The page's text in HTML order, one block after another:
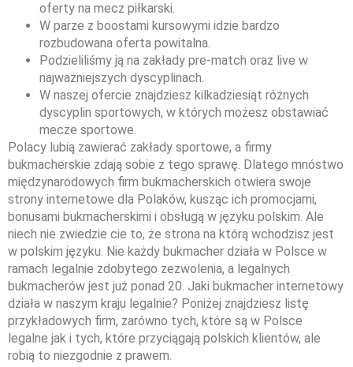
oferty na mecz piłkarski.
W parze z boostami kursowymi idzie bardzo
rozbudowana oferta powitalna.
Podzieliliśmy ją na zakłady pre-match oraz live w
najważniejszych dyscyplinach.
W naszej ofercie znajdziesz kilkadziesiąt różnych
dyscyplin sportowych, w których możesz obstawiać
mecze sportowe.
Polacy lubią zawierać zakłady sportowe, a firmy
bukmacherskie zdają sobie z tego sprawę. Dlatego mnóstwo
międzynarodowych firm bukmacherskich otwiera swoje
strony internetowe dla Polaków, kusząc ich promocjami,
bonusami bukmacherskimi i obsługą w języku polskim. Ale
niech nie zwiedzie cie to, że strona na którą wchodzisz jest
w polskim języku. Nie każdy bukmacher działa w Polsce w
ramach legalnie zdobytego zezwolenia, a legalnych
bukmacherów jest już ponad 20. Jaki bukmacher internetowy
działa w naszym kraju legalnie? Poniżej znajdziesz listę
przykładowych firm, zarówno tych, które są w Polsce
legalne jak i tych, które przyciągają polskich klientów, ale
robią to niezgodnie z prawem.